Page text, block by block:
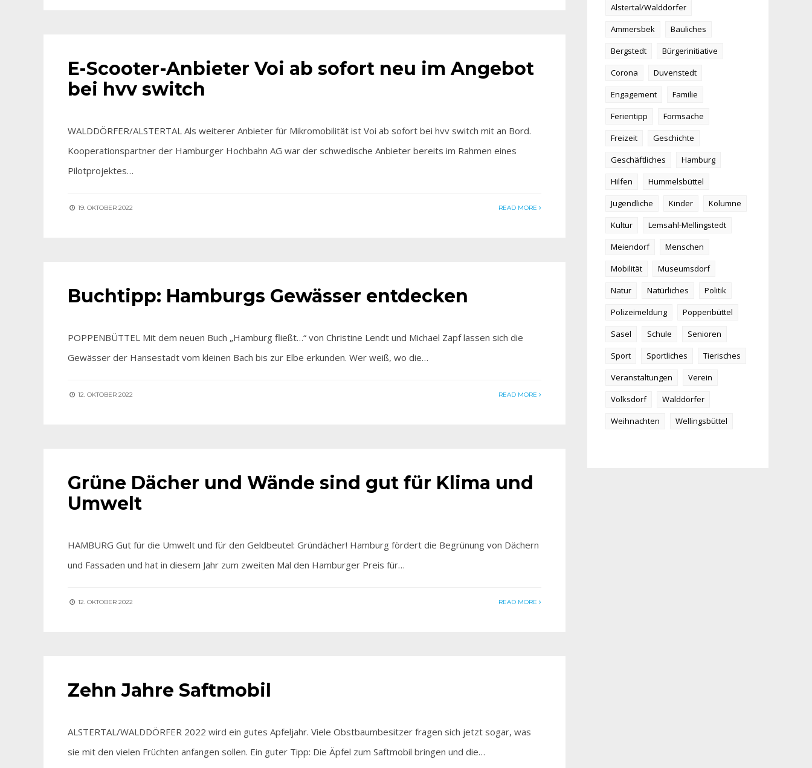
E-Scooter-Anbieter Voi ab sofort neu im Angebot
bei hvv switch
WALDDÖRFER/ALSTERTAL Als weiterer Anbieter für Mikromobilität ist Voi ab sofort bei hvv switch mit an Bord.
Kooperationspartner der Hamburger Hochbahn AG war der schwedische Anbieter bereits im Rahmen eines
Pilotprojektes…
19. OKTOBER 2022 READ MORE
Buchtipp: Hamburgs Gewässer entdecken
POPPENBÜTTEL Mit dem neuen Buch „Hamburg fließt…“ von Christine Lendt und Michael Zapf lassen sich die
Gewässer der Hansestadt vom kleinen Bach bis zur Elbe erkunden. Wer weiß, wo die…
12. OKTOBER 2022 READ MORE
Grüne Dächer und Wände sind gut für Klima und
Umwelt
HAMBURG Gut für die Umwelt und für den Geldbeutel: Gründächer! Hamburg fördert die Begrünung von Dächern
und Fassaden und hat in diesem Jahr zum zweiten Mal den Hamburger Preis für…
12. OKTOBER 2022 READ MORE
Zehn Jahre Saftmobil
ALSTERTAL/WALDDÖRFER 2022 wird ein gutes Apfeljahr. Viele Obstbaumbesitzer fragen sich jetzt sogar, was
sie mit den vielen Früchten anfangen sollen. Ein guter Tipp: Die Äpfel zum Saftmobil bringen und die…
Alstertal/Walddörfer
Ammersbek
Bauliches
Bergstedt
Bürgerinitiative
Corona
Duvenstedt
Engagement
Familie
Ferientipp
Formsache
Freizeit
Geschichte
Geschäftliches
Hamburg
Hilfen
Hummelsbüttel
Jugendliche
Kinder
Kolumne
Kultur
Lemsahl-Mellingstedt
Meiendorf
Menschen
Mobilität
Museumsdorf
Natur
Natürliches
Politik
Polizeimeldung
Poppenbüttel
Sasel
Schule
Senioren
Sport
Sportliches
Tierisches
Veranstaltungen
Verein
Volksdorf
Walddörfer
Weihnachten
Wellingsbüttel